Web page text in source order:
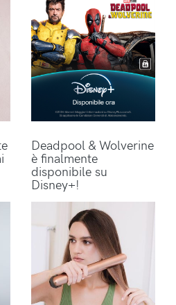
Deadpool & Wolverine
è finalmente
disponibile su
Disney+!